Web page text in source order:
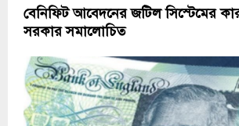
বেনিফিট আবেদনের জটিল সিস্টেমের
সরকার সমালোচিত